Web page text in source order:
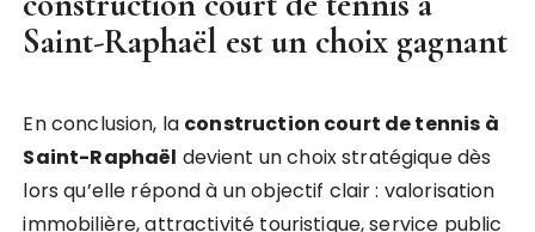
Saint-Raphaël est un choix gagnant
En conclusion, la construction court de tennis à
Saint-Raphaël devient un choix stratégique dès
lors qu’elle répond à un objectif clair : valorisation
immobilière, attractivité touristique, service public